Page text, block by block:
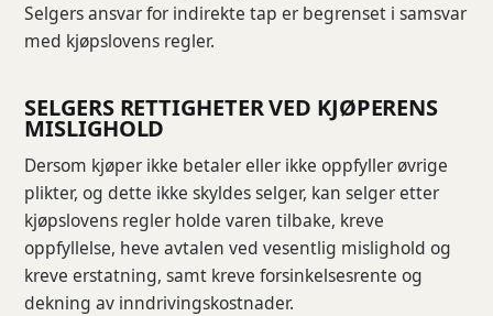
Selgers ansvar for indirekte tap er begrenset i samsvar
med kjøpslovens regler.
SELGERS RETTIGHETER VED KJØPERENS
MISLIGHOLD
Dersom kjøper ikke betaler eller ikke oppfyller øvrige
plikter, og dette ikke skyldes selger, kan selger etter
kjøpslovens regler holde varen tilbake, kreve
oppfyllelse, heve avtalen ved vesentlig mislighold og
kreve erstatning, samt kreve forsinkelsesrente og
dekning av inndrivingskostnader.